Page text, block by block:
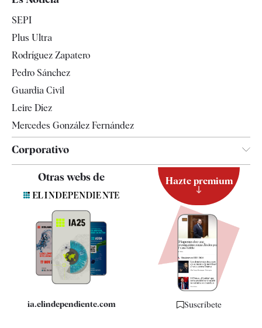
Televisión
SEPI
Plus Ultra
Rodríguez Zapatero
Pedro Sánchez
Guardia Civil
Leire Díez
Mercedes González Fernández
Corporativo
Contacto
Quiénes somos
Especificaciones
Otras webs de
ia.elindependiente.com
Hazte premium
Suscríbete